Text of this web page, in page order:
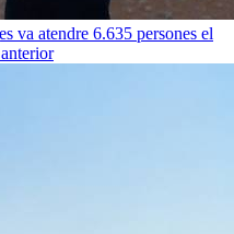
va atendre 6.635 persones el